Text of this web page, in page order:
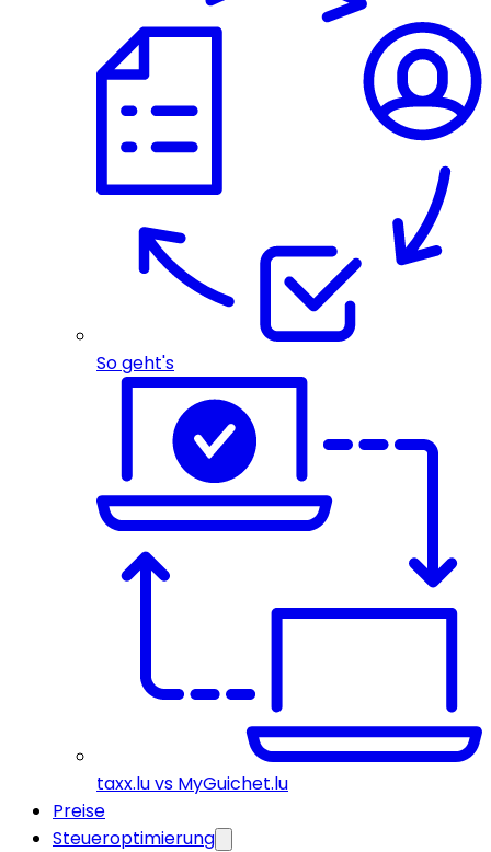
So geht's
taxx.lu vs MyGuichet.lu
Preise
Steueroptimierung